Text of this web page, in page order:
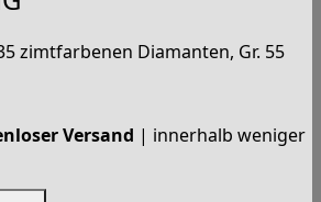
zimtfarbenen Diamanten, Gr. 55
Versand | innerhalb weniger